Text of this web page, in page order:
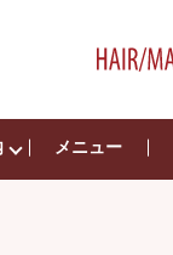
メニュー